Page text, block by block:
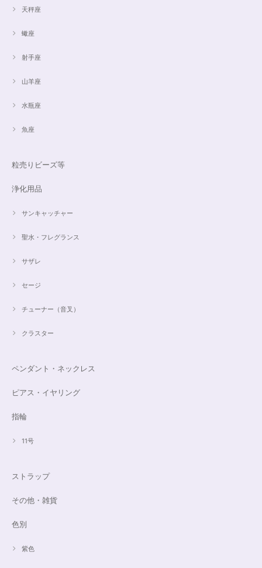
天秤座
蠍座
射手座
山羊座
水瓶座
魚座
粒売りビーズ等
浄化用品
サンキャッチャー
聖水・フレグランス
サザレ
セージ
チューナー（音叉）
クラスター
ペンダント・ネックレス
ピアス・イヤリング
指輪
11号
ストラップ
その他・雑貨
色別
紫色